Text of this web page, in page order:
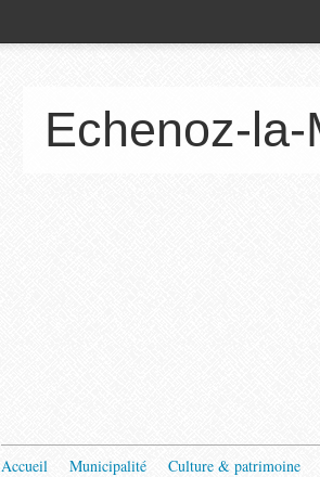
Echenoz-la-
Accueil Municipalité Culture & patrimoine